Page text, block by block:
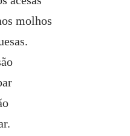
molhos